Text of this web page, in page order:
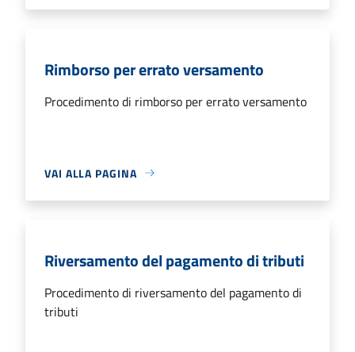
Rimborso per errato versamento
Procedimento di rimborso per errato versamento
VAI ALLA PAGINA
Riversamento del pagamento di tributi
Procedimento di riversamento del pagamento di
tributi